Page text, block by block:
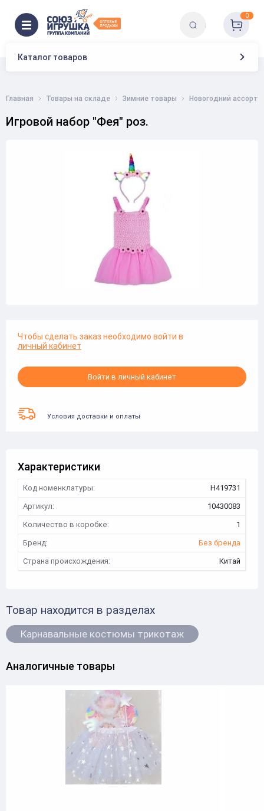
Каталог товаров
0
Главная Товары на складе Зимние товары Новогодний
Игровой набор "Фея" роз.
Чтобы сделать заказ необходимо войти в
личный кабинет
Войти в личный кабинет
Условия доставки и оплаты
Характеристики
Код номенклатуры:
Н419731
Артикул:
10430083
Количество в коробке:
1
Бренд:
Без бренда
Страна происхождения:
Китай
Товар находится в разделах
Карнавальные костюмы трикотаж
Аналогичные товары